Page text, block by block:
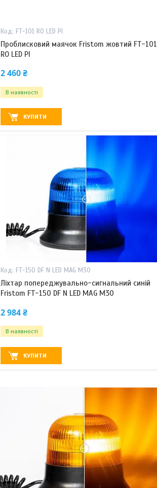
FT-101 RO LED PI
Проблисковий маячок Fristom жовтий FT-101
RO LED PI
2 460 ₴
В наявності
КУПИТИ
FT-150 DF N LED MAG M30
Ліхтар попереджувально-сигнальний синій
Fristom FT-150 DF N LED MAG M30
2 984 ₴
В наявності
КУПИТИ